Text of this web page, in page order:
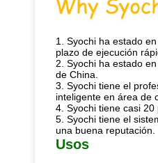
1. Syochi ha estado
plazo de ejecución
2. Syochi ha estado
de China.
3. Syochi tiene el
inteligente en área de
4. Syochi tiene casi
5. Syochi tiene el
una buena reputación.
Usos